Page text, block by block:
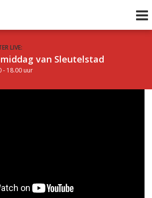
LIVE:
van Sleutelstad
- 18.00 uur